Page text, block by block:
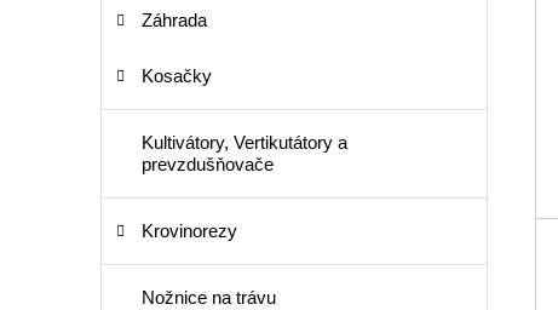
Záhrada
Kosačky
Kultivátory, Vertikutátory a
prevzdušňovače
Krovinorezy
Nožnice na trávu